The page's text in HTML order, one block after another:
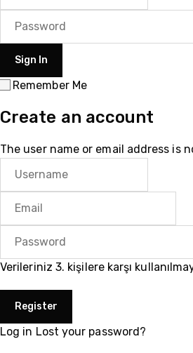
Remember Me
Create an account
The user name or email address is
Verileriniz 3. kişilere karşı
Log in Lost your password?